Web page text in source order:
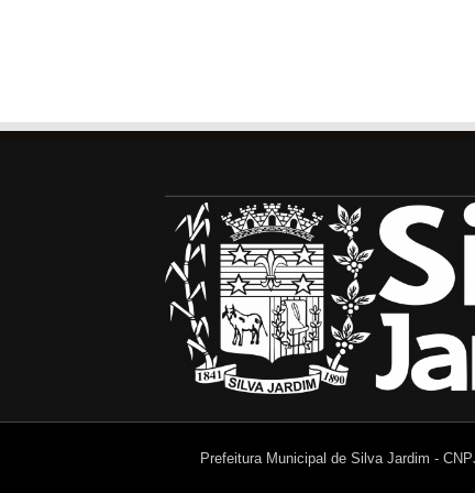
Prefeitura Municipal de Silva Jardim -